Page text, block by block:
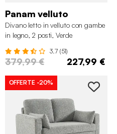
Panam velluto
Divano letto in velluto con gambe
in legno, 2 posti, Verde
3.7 (51)
379,99 € 227,99 €
OFFERTE -20%